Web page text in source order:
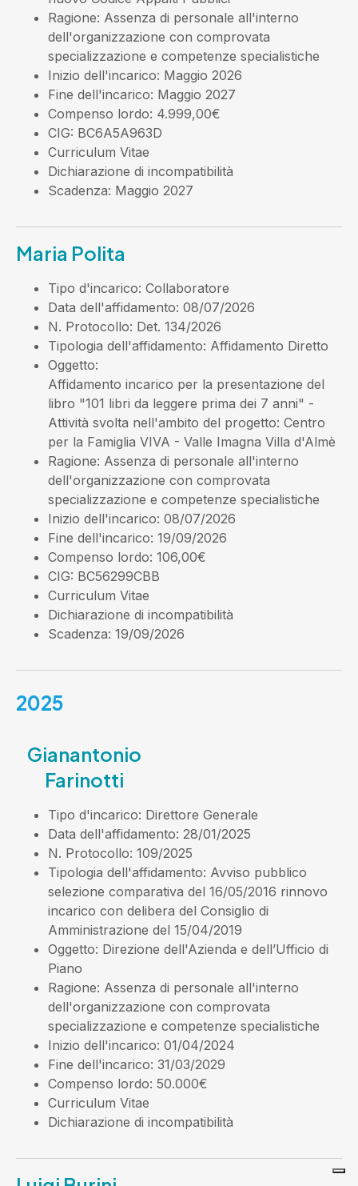
Ragione: Assenza di personale all'interno
dell'organizzazione con comprovata
specializzazione e competenze specialistiche
Inizio dell'incarico: Maggio 2026
Fine dell'incarico: Maggio 2027
Compenso lordo: 4.999,00€
CIG: BC6A5A963D
Curriculum Vitae
Dichiarazione di incompatibilità
Scadenza: Maggio 2027
Maria Polita
Tipo d'incarico: Collaboratore
Data dell'affidamento: 08/07/2026
N. Protocollo: Det. 134/2026
Tipologia dell'affidamento: Affidamento Diretto
Oggetto:
Affidamento incarico per la presentazione del
libro "101 libri da leggere prima dei 7 anni" -
Attività svolta nell'ambito del progetto: Centro
per la Famiglia VIVA - Valle Imagna Villa d'Almè
Ragione: Assenza di personale all'interno
dell'organizzazione con comprovata
specializzazione e competenze specialistiche
Inizio dell'incarico: 08/07/2026
Fine dell'incarico: 19/09/2026
Compenso lordo: 106,00€
CIG: BC56299CBB
Curriculum Vitae
Dichiarazione di incompatibilità
Scadenza: 19/09/2026
2025
Gianantonio
Farinotti
Tipo d'incarico: Direttore Generale
Data dell'affidamento: 28/01/2025
N. Protocollo: 109/2025
Tipologia dell'affidamento: Avviso pubblico
selezione comparativa del 16/05/2016 rinnovo
incarico con delibera del Consiglio di
Amministrazione del 15/04/2019
Oggetto: Direzione dell'Azienda e dell’Ufficio di
Piano
Ragione: Assenza di personale all'interno
dell'organizzazione con comprovata
specializzazione e competenze specialistiche
Inizio dell'incarico: 01/04/2024
Fine dell'incarico: 31/03/2029
Compenso lordo: 50.000€
Curriculum Vitae
Dichiarazione di incompatibilità